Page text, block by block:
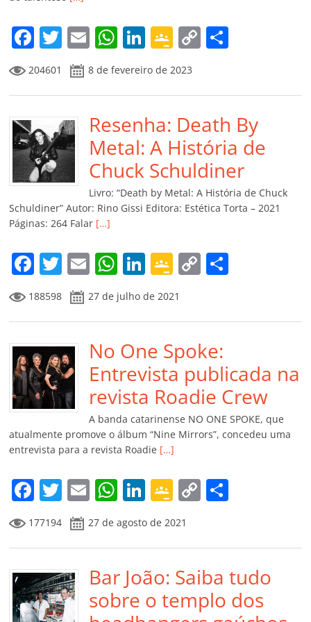
F
a
c
e
b
o
o
k
T
w
itt
er
E
m
ai
l
W
at
s
A
p
p
Li
k
e
dI
n
G
o
o
gl
e
Cl
a
ss
ro
m
C
y
Li
n
k
p
ar
til
h
ar
204601 8 de fevereiro de 2023
Resenha: Death By
Metal: A História de
Chuck Schuldiner
Livro: “Death by Metal: A História de Chuck
Schuldiner” Autor: Rino Gissi Editora: Estética Torta – 2021
Páginas: 264 Falar […]
F
a
c
e
b
o
o
k
T
w
itt
er
E
m
ai
l
W
h
at
s
A
p
p
Li
n
k
e
dI
n
G
o
o
gl
e
Cl
a
ss
ro
o
m
C
y
Li
n
k
p
til
h
ar
188598 27 de julho de 2021
No One Spoke:
Entrevista publicada na
revista Roadie Crew
A banda catarinense NO ONE SPOKE, que
atualmente promove o álbum “Nine Mirrors”, concedeu uma
entrevista para a revista Roadie […]
F
a
c
e
b
o
T
w
itt
er
E
m
ai
l
W
at
s
A
p
Li
n
k
e
dI
n
G
o
o
gl
e
Cl
C
y
Li
n
p
ar
til
177194 27 de agosto de 2021
Bar João: Saiba tudo
sobre o templo dos